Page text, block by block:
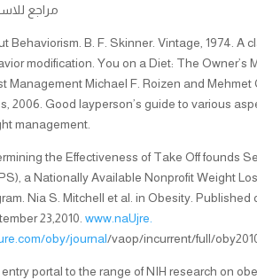
مراجع
Behaviorism. B. F. Skinner. Vintage, 1974. A
modification. You on a Diet: The Owner’s
Management Michael F. Roizen and Mehmet
2006. Good layperson’s guide to various
management.
the Effectiveness of Take Off founds
a Nationally Available Nonprofit Weight
Nia S. Mitchell et al. in Obesity. Published
23,2010.www.naUjre.
oby/journal/vaop/incurrent/full/
portal to the range of NIH research on